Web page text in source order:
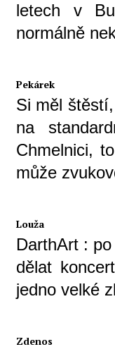
letech v
normálně
Pekárek
Si měl
na
Chmelnici,
může
Louža
DarthArt :
dělat
jedno velké
Zdenos